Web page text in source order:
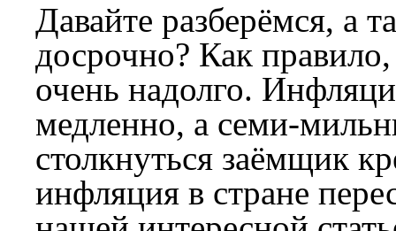
Давайте разберёмся, а
досрочно? Как
очень надолго.
медленно, а семи-
столкнуться заёмщик
инфляция в стране